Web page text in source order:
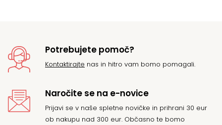
Potrebujete pomoč?
Kontaktirajte nas in hitro vam bomo pomagali.
Naročite se na e-novice
Prijavi se v naše spletne novičke in prihrani 30 eur
ob nakupu nad 300 eur. Občasno te bomo